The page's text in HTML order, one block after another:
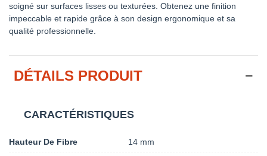
soigné sur surfaces lisses ou texturées. Obtenez une finition
impeccable et rapide grâce à son design ergonomique et sa
qualité professionnelle.
DÉTAILS PRODUIT
CARACTÉRISTIQUES
Hauteur De Fibre 14 mm